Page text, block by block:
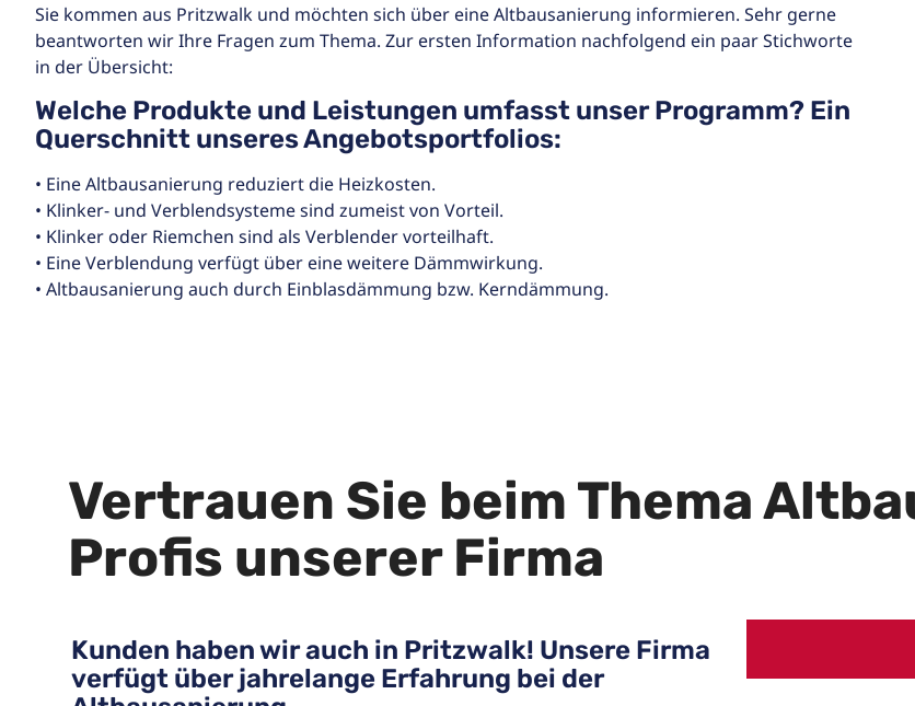
Sie kommen aus Pritzwalk und möchten sich über eine Altbausanierung informieren. Sehr gerne
beantworten wir Ihre Fragen zum Thema. Zur ersten Information nachfolgend ein paar Stichworte
in der Übersicht:
Welche Produkte und Leistungen umfasst unser Programm? Ein
Querschnitt unseres Angebotsportfolios:
• Eine Altbausanierung reduziert die Heizkosten.
• Klinker- und Verblendsysteme sind zumeist von Vorteil.
• Klinker oder Riemchen sind als Verblender vorteilhaft.
• Eine Verblendung verfügt über eine weitere Dämmwirkung.
• Altbausanierung auch durch Einblasdämmung bzw. Kerndämmung.
Vertrauen Sie beim Thema
Profis unserer Firma
Kunden haben wir auch in Pritzwalk! Unsere Firma
verfügt über jahrelange Erfahrung bei der